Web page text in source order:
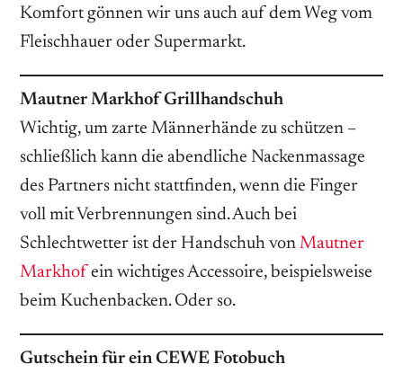
Komfort gönnen wir uns auch auf dem Weg vom
Fleischhauer oder Supermarkt.
Mautner Markhof Grillhandschuh
Wichtig, um zarte Männerhände zu schützen –
schließlich kann die abendliche Nackenmassage
des Partners nicht stattfinden, wenn die Finger
voll mit Verbrennungen sind. Auch bei
Schlechtwetter ist der Handschuh von Mautner
Markhof ein wichtiges Accessoire, beispielsweise
beim Kuchenbacken. Oder so.
Gutschein für ein CEWE Fotobuch